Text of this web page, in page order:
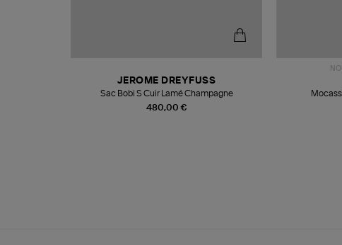
480,00 €
JEROME DREYFUSS
Sac Bobi S Cuir Lamé Champagne